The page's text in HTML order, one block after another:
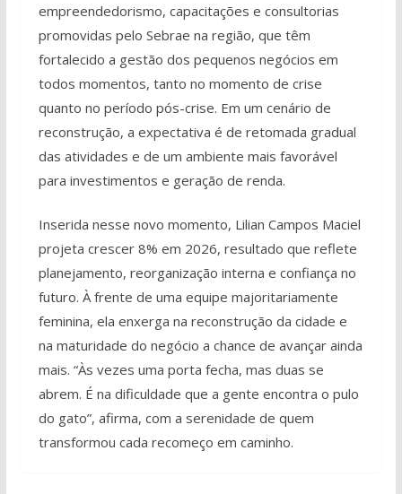
empreendedorismo, capacitações e consultorias
promovidas pelo Sebrae na região, que têm
fortalecido a gestão dos pequenos negócios em
todos momentos, tanto no momento de crise
quanto no período pós-crise. Em um cenário de
reconstrução, a expectativa é de retomada gradual
das atividades e de um ambiente mais favorável
para investimentos e geração de renda.
Inserida nesse novo momento, Lilian Campos Maciel
projeta crescer 8% em 2026, resultado que reflete
planejamento, reorganização interna e confiança no
futuro. À frente de uma equipe majoritariamente
feminina, ela enxerga na reconstrução da cidade e
na maturidade do negócio a chance de avançar ainda
mais. “Às vezes uma porta fecha, mas duas se
abrem. É na dificuldade que a gente encontra o pulo
do gato”, afirma, com a serenidade de quem
transformou cada recomeço em caminho.